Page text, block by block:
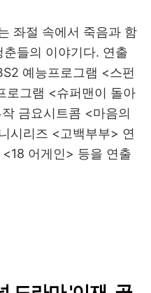
좌절 속에서 죽음과 함
들의 이야기다. 연출
예능프로그램 <스펀
로그램 <슈퍼맨이 돌아
금요시트콤 <마음의
시리즈 <고백부부> 연
어게인> 등을 연출